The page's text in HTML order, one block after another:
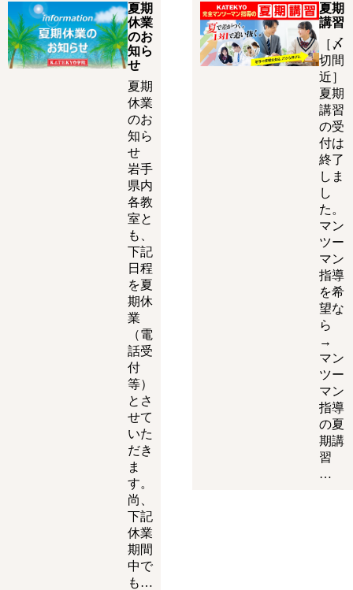
夏期
休業
のお
知ら
せ
夏期
休業
のお
知ら
せ
岩手
県内
各教
室と
も、
下記
日程
を夏
期休
業
（電
話受
付
等）
とさ
せて
いた
だき
ま
す。
尚、
下記
休業
期間
中で
も…
夏期
講習
［〆
切間
近］
夏期
講習
の受
付は
終了
しま
し
た。
マン
ツー
マン
指導
を希
望な
ら
→
マン
ツー
マン
指導
の夏
期講
習
…